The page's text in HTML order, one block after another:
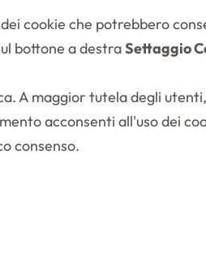
cookie che potrebbero
bottone a destraSettaggio
A maggior tutela degli
acconsenti all'uso dei
consenso.